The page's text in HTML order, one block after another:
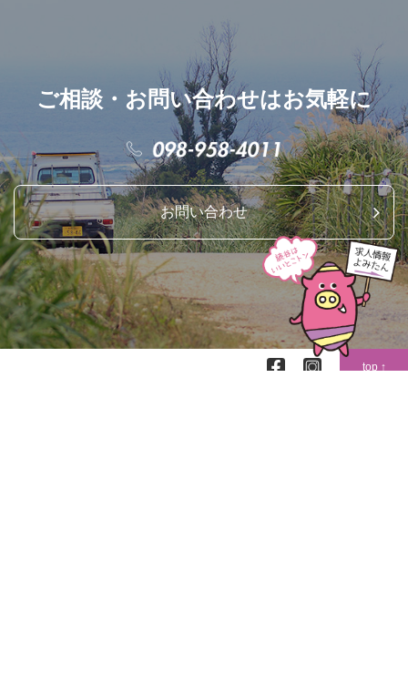
ご相談・お問い合わせはお気軽に
お問い合わせ
top ↑